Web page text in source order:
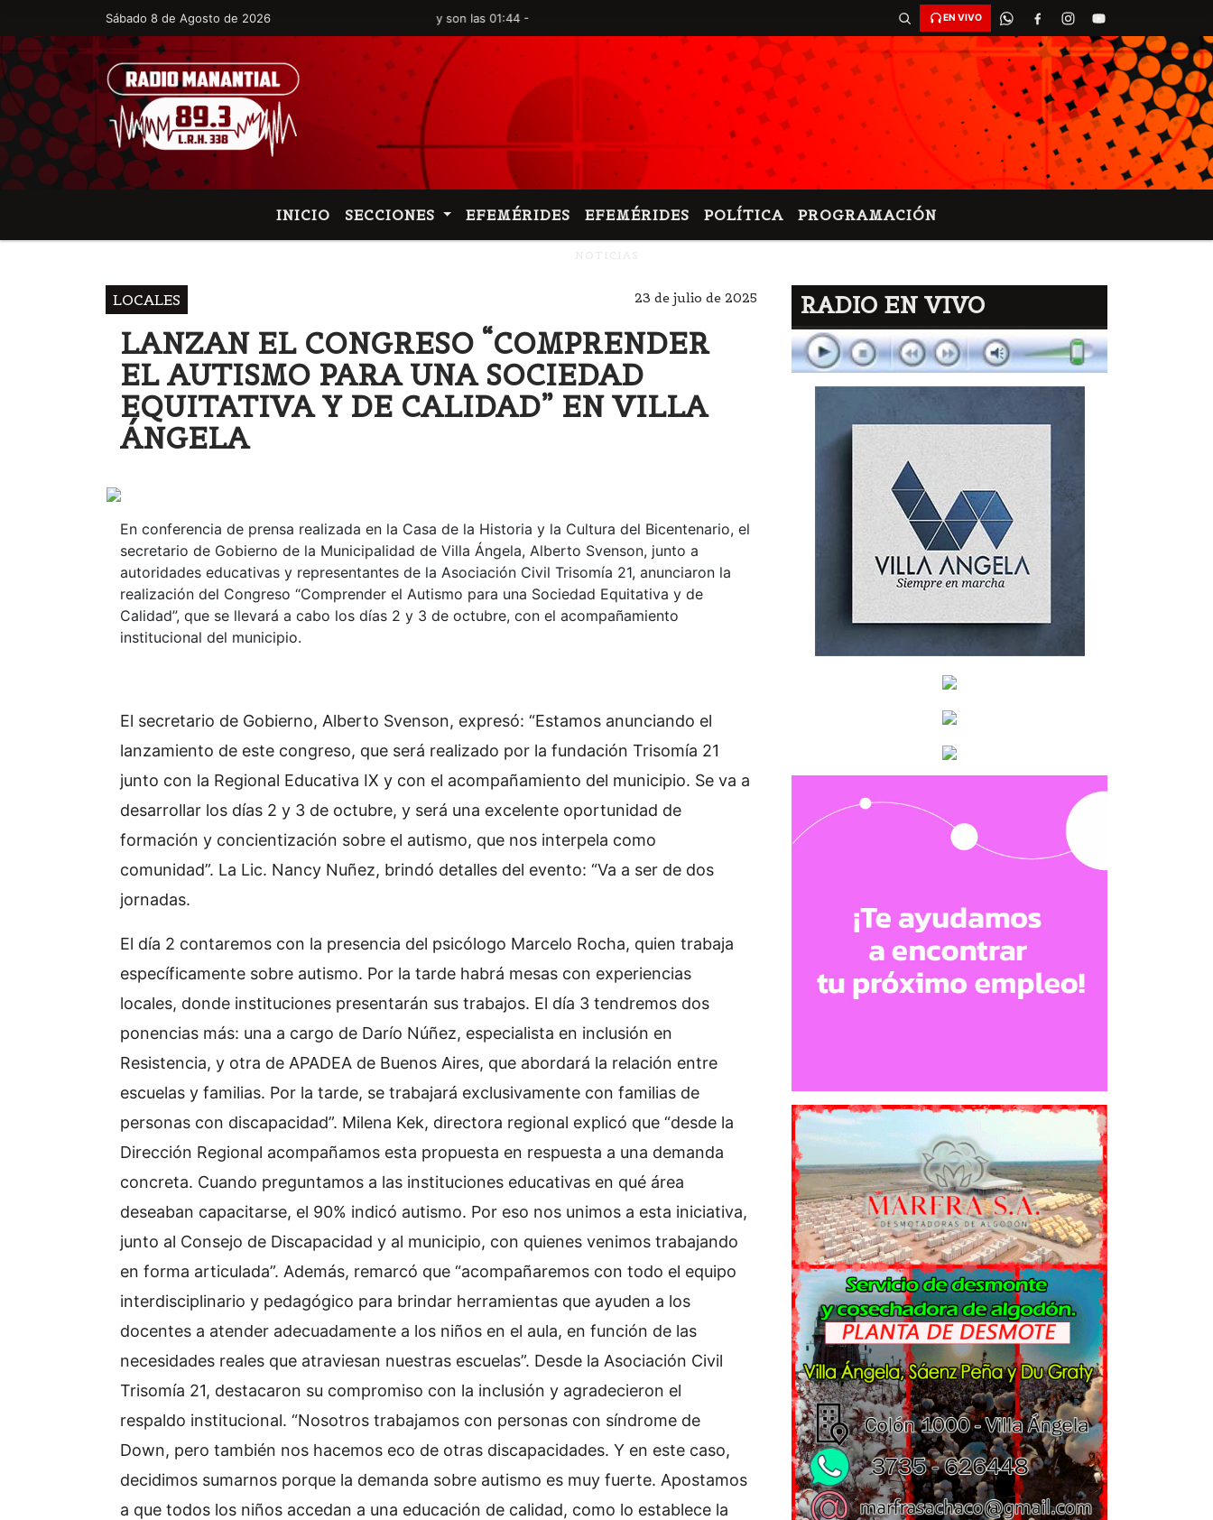
Sábado 8 de Agosto de 2026
Hoy es Sábado 8 de Agosto de 2026 y son las 01:44 - EN VIVO
INICIO SECCIONES EFEMÉRIDES EFEMÉRIDES POLÍTICA PROGRAMACIÓN
LOCALES 23 de julio de 2025
LANZAN EL CONGRESO “COMPRENDER
EL AUTISMO PARA UNA SOCIEDAD
EQUITATIVA Y DE CALIDAD” EN VILLA
ÁNGELA
En conferencia de prensa realizada en la Casa de la Historia y la Cultura del Bicentenario, el
secretario de Gobierno de la Municipalidad de Villa Ángela, Alberto Svenson, junto a
autoridades educativas y representantes de la Asociación Civil Trisomía 21, anunciaron la
realización del Congreso “Comprender el Autismo para una Sociedad Equitativa y de
Calidad”, que se llevará a cabo los días 2 y 3 de octubre, con el acompañamiento
institucional del municipio.
El secretario de Gobierno, Alberto Svenson, expresó: “Estamos anunciando el
lanzamiento de este congreso, que será realizado por la fundación Trisomía 21
junto con la Regional Educativa IX y con el acompañamiento del municipio. Se va a
desarrollar los días 2 y 3 de octubre, y será una excelente oportunidad de
formación y concientización sobre el autismo, que nos interpela como
comunidad”. La Lic. Nancy Nuñez, brindó detalles del evento: “Va a ser de dos
jornadas.
El día 2 contaremos con la presencia del psicólogo Marcelo Rocha, quien trabaja
específicamente sobre autismo. Por la tarde habrá mesas con experiencias
locales, donde instituciones presentarán sus trabajos. El día 3 tendremos dos
ponencias más: una a cargo de Darío Núñez, especialista en inclusión en
Resistencia, y otra de APADEA de Buenos Aires, que abordará la relación entre
escuelas y familias. Por la tarde, se trabajará exclusivamente con familias de
personas con discapacidad”. Milena Kek, directora regional explicó que “desde la
Dirección Regional acompañamos esta propuesta en respuesta a una demanda
concreta. Cuando preguntamos a las instituciones educativas en qué área
deseaban capacitarse, el 90% indicó autismo. Por eso nos unimos a esta iniciativa,
junto al Consejo de Discapacidad y al municipio, con quienes venimos trabajando
en forma articulada”. Además, remarcó que “acompañaremos con todo el equipo
interdisciplinario y pedagógico para brindar herramientas que ayuden a los
docentes a atender adecuadamente a los niños en el aula, en función de las
necesidades reales que atraviesan nuestras escuelas”. Desde la Asociación Civil
Trisomía 21, destacaron su compromiso con la inclusión y agradecieron el
respaldo institucional. “Nosotros trabajamos con personas con síndrome de
Down, pero también nos hacemos eco de otras discapacidades. Y en este caso,
decidimos sumarnos porque la demanda sobre autismo es muy fuerte. Apostamos
a que todos los niños accedan a una educación de calidad, como lo establece la
RADIO EN VIVO